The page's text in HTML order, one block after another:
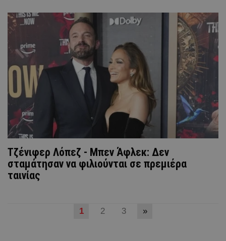
Τζένιφερ Λόπεζ - Μπεν Άφλεκ: Δεν
σταμάτησαν να φιλιούνται σε πρεμιέρα
ταινίας
1 2 3 »